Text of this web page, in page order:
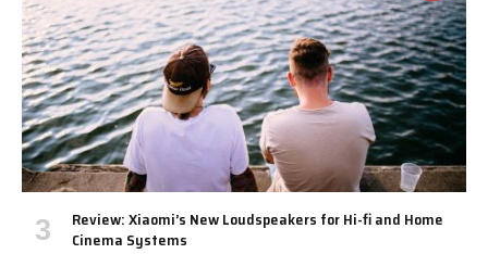
Review: Xiaomi’s New Loudspeakers for Hi-fi and Home
Cinema Systems